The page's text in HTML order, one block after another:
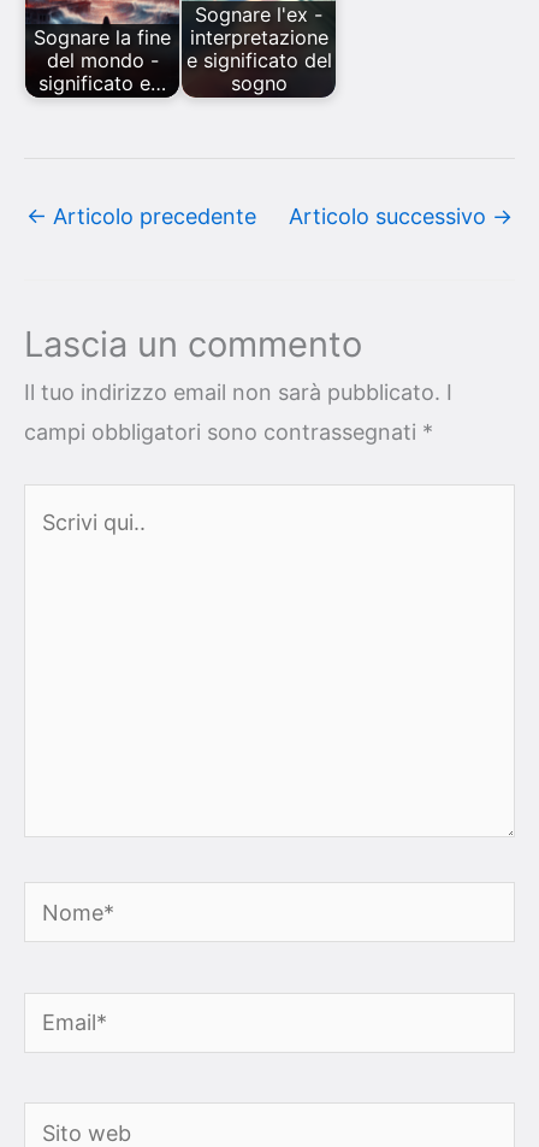
Sognare la fine
del mondo -
significato e…
Sognare l'ex -
interpretazione
e significato del
sogno
← Articolo precedente Articolo successivo →
Lascia un commento
Il tuo indirizzo email non sarà pubblicato. I
campi obbligatori sono contrassegnati *
Nome*
Email*
Sito